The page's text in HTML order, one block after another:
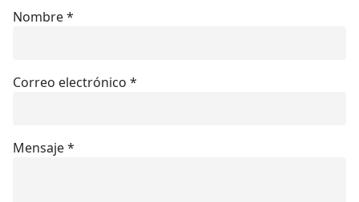
Nombre*
Correo electrónico *
Mensaje*